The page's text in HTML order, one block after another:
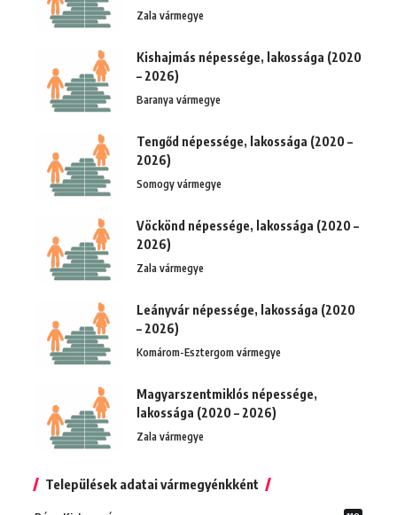
Zala vármegye
Kishajmás népessége, lakossága (2020
– 2026)
Baranya vármegye
Tengőd népessége, lakossága (2020 –
2026)
Somogy vármegye
Vöckönd népessége, lakossága (2020 –
2026)
Zala vármegye
Leányvár népessége, lakossága (2020
– 2026)
Komárom-Esztergom vármegye
Magyarszentmiklós népessége,
lakossága (2020 – 2026)
Zala vármegye
Települések adatai vármegyénkként